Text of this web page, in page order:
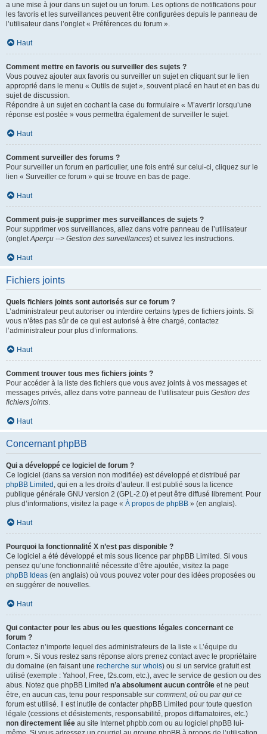
a une mise à jour dans un sujet ou un forum. Les options de notifications pour
les favoris et les surveillances peuvent être configurées depuis le panneau de
l’utilisateur dans l’onglet « Préférences du forum ».
Haut
Comment mettre en favoris ou surveiller des sujets ?
Vous pouvez ajouter aux favoris ou surveiller un sujet en cliquant sur le lien
approprié dans le menu « Outils de sujet », souvent placé en haut et en bas du
sujet de discussion.
Répondre à un sujet en cochant la case du formulaire « M’avertir lorsqu’une
réponse est postée » vous permettra également de surveiller le sujet.
Haut
Comment surveiller des forums ?
Pour surveiller un forum en particulier, une fois entré sur celui-ci, cliquez sur le
lien « Surveiller ce forum » qui se trouve en bas de page.
Haut
Comment puis-je supprimer mes surveillances de sujets ?
Pour supprimer vos surveillances, allez dans votre panneau de l’utilisateur
(ongletAperçu --> Gestion des surveillances) et suivez les instructions.
Haut
Fichiers joints
Quels fichiers joints sont autorisés sur ce forum ?
L’administrateur peut autoriser ou interdire certains types de fichiers joints. Si
vous n’êtes pas sûr de ce qui est autorisé à être chargé, contactez
l’administrateur pour plus d’informations.
Haut
Comment trouver tous mes fichiers joints ?
Pour accéder à la liste des fichiers que vous avez joints à vos messages et
messages privés, allez dans votre panneau de l’utilisateur puis Gestion des
fichiers joints.
Haut
Concernant phpBB
Qui a développé ce logiciel de forum ?
Ce logiciel (dans sa version non modifiée) est développé et distribué par
phpBB Limited , qui en a les droits d’auteur. Il est publié sous la licence
publique générale GNU version 2 (GPL-2.0) et peut être diffusé librement. Pour
plus d’informations, visitez la page « À propos de phpBB » (en anglais).
Haut
Pourquoi la fonctionnalité X n’est pas disponible ?
Ce logiciel a été développé et mis sous licence par phpBB Limited. Si vous
pensez qu’une fonctionnalité nécessite d’être ajoutée, visitez la page
phpBB Ideas (en anglais) où vous pouvez voter pour des idées proposées ou
en suggérer de nouvelles.
Haut
Qui contacter pour les abus ou les questions légales concernant ce
forum ?
Contactez n’importe lequel des administrateurs de la liste « L’équipe du
forum ». Si vous restez sans réponse alors prenez contact avec le propriétaire
du domaine (en faisant une recherche sur whois) ou si un service gratuit est
utilisé (exemple : Yahoo!, Free, f2s.com, etc.), avec le service de gestion ou des
abus. Notez que phpBB Limited n’a absolument aucun contrôle et ne peut
être, en aucun cas, tenu pour responsable sur comment, où ou par qui ce
forum est utilisé. Il est inutile de contacter phpBB Limited pour toute question
légale (cessions et désistements, responsabilité, propos diffamatoires, etc.)
non directement liée au site Internet phpbb.com ou au logiciel phpBB lui-